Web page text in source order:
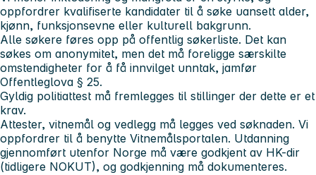
oppfordrer kvalifiserte kandidater til å søke uansett alder,
kjønn, funksjonsevne eller kulturell bakgrunn.
Alle søkere føres opp på offentlig søkerliste. Det kan
søkes om anonymitet, men det må foreligge særskilte
omstendigheter for å få innvilget unntak, jamfør
Offentleglova § 25.
Gyldig politiattest må fremlegges til stillinger der dette er et
krav.
Attester, vitnemål og vedlegg må legges ved søknaden. Vi
oppfordrer til å benytte Vitnemålsportalen. Utdanning
gjennomført utenfor Norge må være godkjent av HK-dir
(tidligere NOKUT), og godkjenning må dokumenteres.